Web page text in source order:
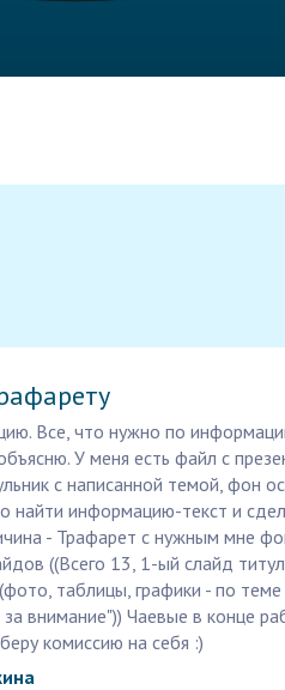
Все, что нужно по
У меня есть файл с
с написанной темой, фон
найти информацию-текст и
- Трафарет с нужным мне
((Всего 13, 1-ый слайд
таблицы, графики - по
внимание")) Чаевые в конце
комиссию на себя :)